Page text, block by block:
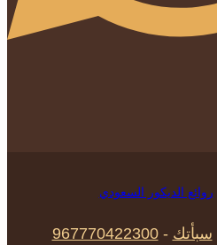
روائع الديكور السعودي
سبأتك -
967770422300